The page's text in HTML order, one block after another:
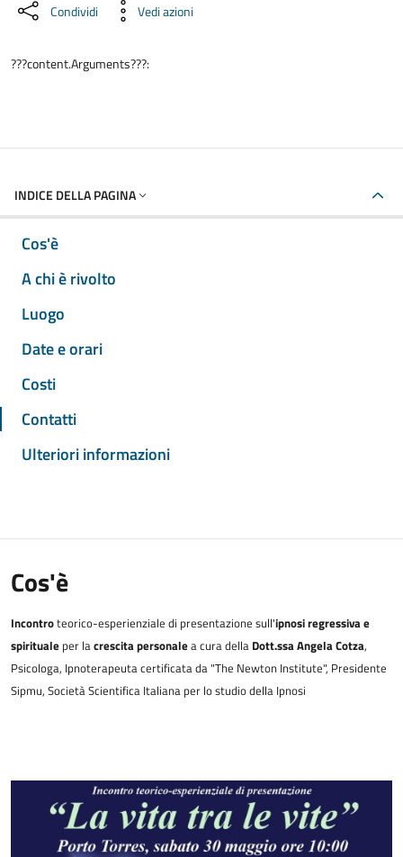
Condividi Vedi azioni
???content.Arguments???:
INDICE DELLA PAGINA
Cos'è
A chi è rivolto
Luogo
Date e orari
Costi
Contatti
Ulteriori informazioni
Cos'è
Incontroteorico-esperienziale di presentazione sull'ipnosi regressiva e
spirituale per lacrescita personalea cura della Dott.ssa Angela Cotza,
Psicologa, Ipnoterapeuta certificata da "The Newton Institute", Presidente
Sipmu, Società Scientifica Italiana per lo studio della Ipnosi